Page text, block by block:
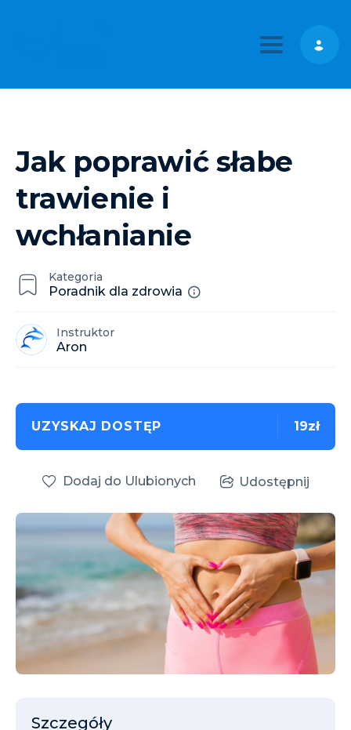
Toggle
Kategoria
Poradnik dla zdrowia
Instruktor
Aron
Jak poprawić słabe
trawienie i
wchłanianie
UZYSKAJ DOSTĘP 19zł
Dodaj do Ulubionych Udostępnij
Szczegóły